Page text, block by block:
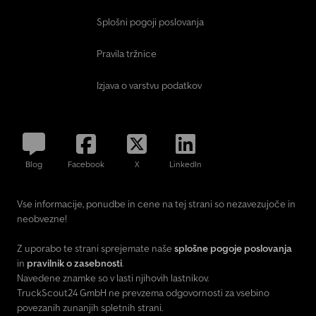
Splošni pogoji poslovanja
Pravila tržnice
Izjava o varstvu podatkov
Blog Facebook X LinkedIn
Vse informacije, ponudbe in cene na tej strani so nezavezujoče in
neobvezne!
Z uporabo te strani sprejemate naše splošne pogoje poslovanja
in pravilnik o zasebnosti.
Navedene znamke so v lasti njihovih lastnikov.
TruckScout24 GmbH ne prevzema odgovornosti za vsebino
povezanih zunanjih spletnih strani.